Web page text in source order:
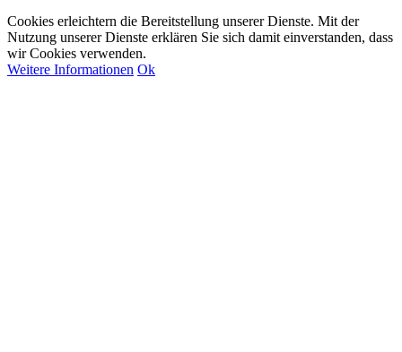
Cookies erleichtern die Bereitstellung unserer Dienste. Mit der
Nutzung unserer Dienste erklären Sie sich damit einverstanden, dass
wir Cookies verwenden.
Weitere Informationen Ok